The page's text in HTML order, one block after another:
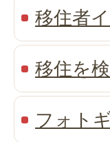
移住者
移住を
フォト